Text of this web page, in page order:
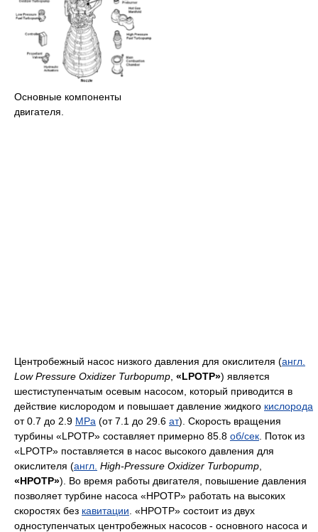
Основные компоненты
двигателя.
Центробежный насос низкого давления для окислителя (англ.
Low Pressure Oxidizer Turbopump «LPOTP») является
шестиступенчатым осевым насосом, который приводится в
действие кислородом и повышает давление жидкого кислорода
от 0.7 до 2.9 MPa (от 7.1 до 29.6 ат). Скорость вращения
турбины «LPOTP» составляет примерно 85.8 об/сек . Поток из
«LPOTP» поставляется в насос высокого давления для
окислителя (англ. High-Pressure Oxidizer Turbopump
«HPOTP»). Во время работы двигателя, повышение давления
позволяет турбине насоса «HPOTP» работать на высоких
скоростях без кавитации . «HPOTP» состоит из двух
одноступенчатых центробежных насосов - основного насоса и